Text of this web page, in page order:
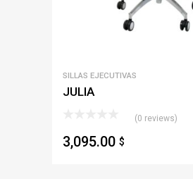
SILLAS EJECUTIVAS
JULIA
(0 reviews)
3,095.00 $